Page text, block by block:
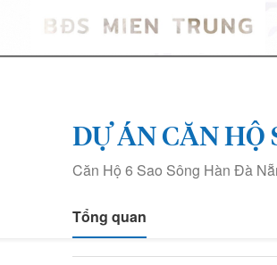
DỰ ÁN CĂN HỘ
Căn Hộ 6 Sao Sông Hàn Đà
Tổng quan